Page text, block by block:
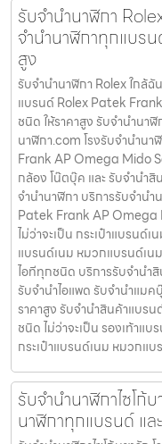
รับจำนำนาฬิกา
จำนำนาฬิกาทุกแบร
สูง
รับจำนำนาฬิกา Rolex ใกล้
แบรนด์ Rolex Patek
ชนิด ให้ราคาสูง รับจำนำนาฬิ
นาฬิกา.com โรงรับจำนำน
Frank AP Omega Mido
กล้อง โน๊ตบุ๊ค และ รับจำนำ
จำนำนาฬิกา บริการรับจำนำ
Patek Frank AP Omega
ไม่ว่าจะเป็น กระเป๋าแบรนด์
แบรนด์เนม หมวกแบรนด์เน
ไอทีทุกชนิด บริการรับจำนำสิ
รับจำนำไอแพด รับจำนำแม
ราคาสูง รับจำนำสินค้าแบร
ชนิด ไม่ว่าจะเป็น รองเท้าแ
กระเป๋าแบรนด์เนม หมวกแ
รับจำนำนาฬิกาไซโก้
นาฬิกาทุกแบรนด์ แล